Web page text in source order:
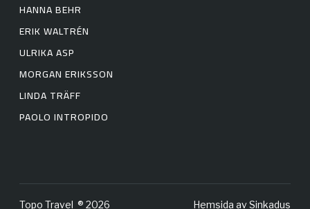
HANNA BEHR
ERIK WALTRÉN
ULRIKA ASP
MORGAN ERIKSSON
LINDA TRÄFF
PAOLO INTROPIDO
Topo Travel ® 2026 Hemsida avSinkadus